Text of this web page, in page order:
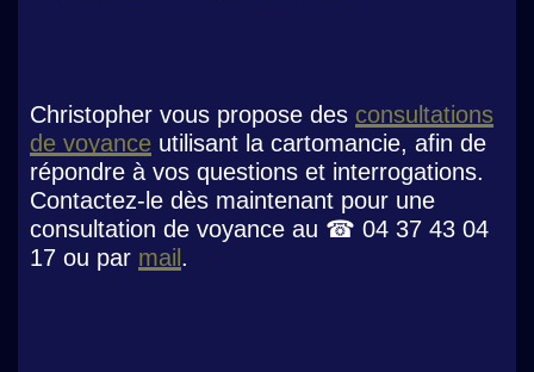
Christopher vous propose des consultations
de voyance utilisant la cartomancie, afin de
répondre à vos questions et interrogations.
Contactez-le dès maintenant pour une
consultation de voyance au ☎ 04 37 43 04
17 ou par mail .